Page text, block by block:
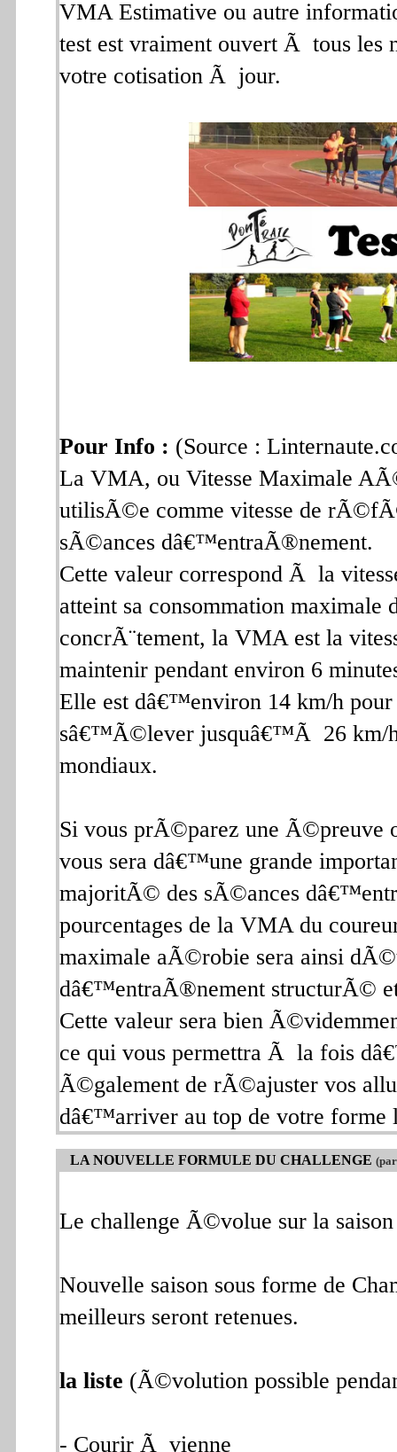
VMA Estimative ou autre
test est vraiment ouvert Ã tous les
votre cotisation Ã jour.
Pour Info : (Source :
La VMA, ou Vitesse Maximale
utilisÃ©e comme vitesse de
sÃ©ances dâ€™entraÃ®nement.
Cette valeur correspond Ã la
atteint sa consommation
concrÃ¨tement, la VMA est la
maintenir pendant environ 6
Elle est dâ€™environ 14 km/h
sâ€™Ã©lever jusquâ€™Ã 26 km/h
mondiaux.
Si vous prÃ©parez une
vous sera dâ€™une grande
majoritÃ© des sÃ©ances
pourcentages de la VMA du
maximale aÃ©robie sera ainsi
dâ€™entraÃ®nement structurÃ©
Cette valeur sera bien
ce qui vous permettra Ã la fois
Ã©galement de rÃ©ajuster vos
dâ€™arriver au top de votre forme
LA NOUVELLE FORMULE DU CHALLENGE
Le challenge Ã©volue sur la
Nouvelle saison sous forme de
meilleurs seront retenues.
la liste (Ã©volution possible
- Courir Ã vienne